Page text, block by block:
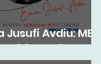
Jusufi Avdiu: ME
TË ËNDRRËS